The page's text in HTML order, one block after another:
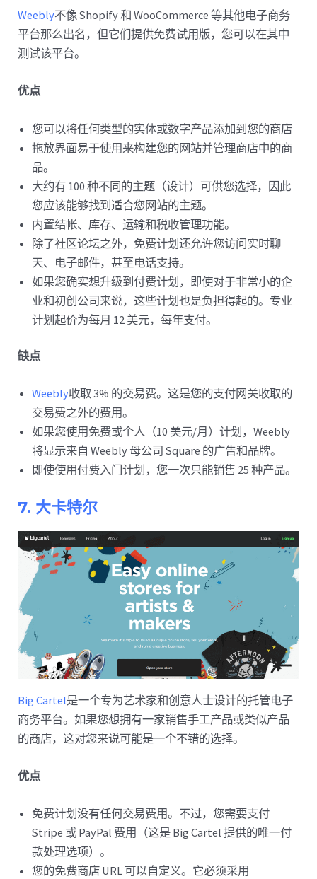
Weebly不像 Shopify 和 WooCommerce 等其他电子商务
平台那么出名，但它们提供免费试用版，您可以在其中
测试该平台。
优点
您可以将任何类型的实体或数字产品添加到您的商店
拖放界面易于使用来构建您的网站并管理商店中的商
品。
大约有 100 种不同的主题（设计）可供您选择，因此
您应该能够找到适合您网站的主题。
内置结帐、库存、运输和税收管理功能。
除了社区论坛之外，免费计划还允许您访问实时聊
天、电子邮件，甚至电话支持。
如果您确实想升级到付费计划，即使对于非常小的企
业和初创公司来说，这些计划也是负担得起的。专业
计划起价为每月 12 美元，每年支付。
缺点
Weebly收取 3% 的交易费。这是您的支付网关收取的
交易费之外的费用。
如果您使用免费或个人（10 美元/月）计划，Weebly
将显示来自 Weebly 母公司 Square 的广告和品牌。
即使使用付费入门计划，您一次只能销售 25 种产品。
7. 大卡特尔
Big Cartel是一个专为艺术家和创意人士设计的托管电子
商务平台。如果您想拥有一家销售手工产品或类似产品
的商店，这对您来说可能是一个不错的选择。
优点
免费计划没有任何交易费用。不过，您需要支付
Stripe 或 PayPal 费用（这是 Big Cartel 提供的唯一付
款处理选项）。
您的免费商店 URL 可以自定义。它必须采用